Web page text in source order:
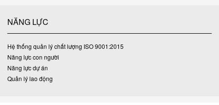
NĂNG LỰC
Hệ thống quản lý chất lượng ISO 9001:2015
Năng lực con người
Năng lực dự án
Quản lý lao động